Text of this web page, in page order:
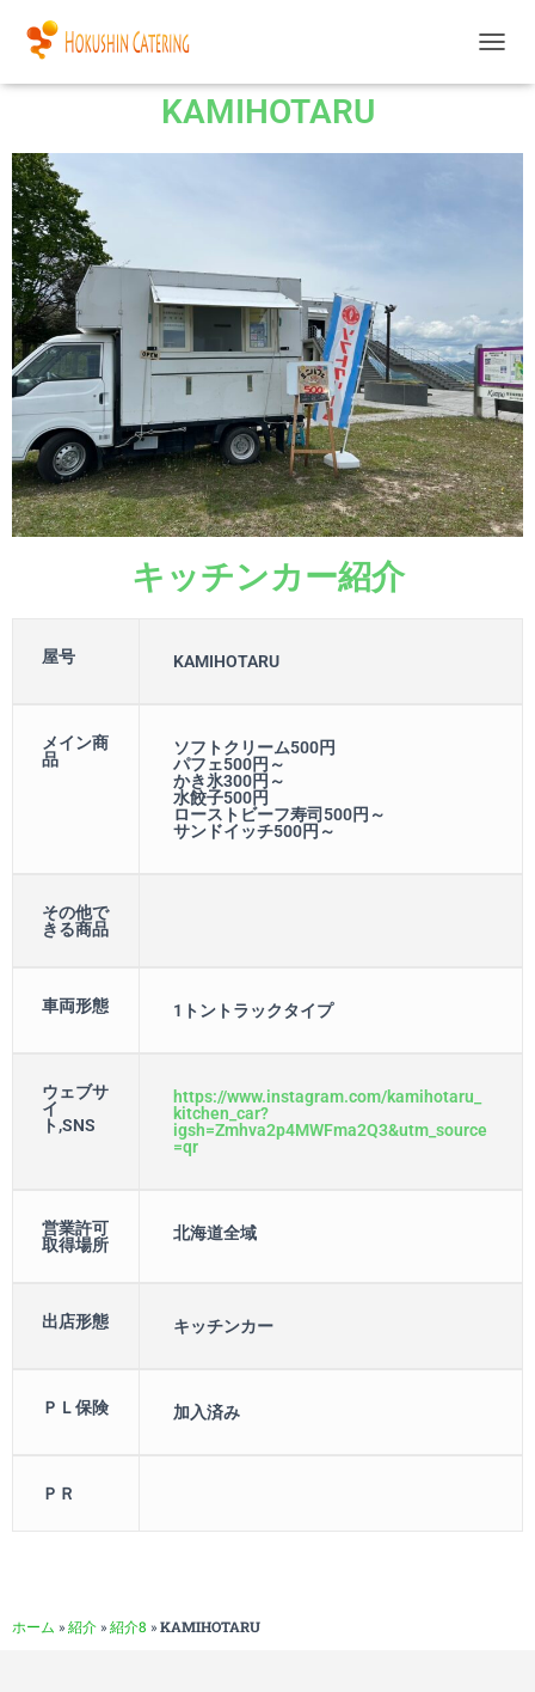
ビ
シ
KAMIHOTARU
キッチンカー紹介
屋号 KAMIHOTARU
メイン商
品
ソフトクリーム500円
パフェ500円～
かき氷300円～
水餃子500円
ローストビーフ寿司500円～
サンドイッチ500円～
その他で
きる商品
車両形態 1トントラックタイプ
ウェブサ
イ
ト,SNS
https://www.instagram.com/kamihotaru_
kitchen_car?
igsh=Zmhva2p4MWFma2Q3&utm_source
=qr
営業許可
取得場所
北海道全域
出店形態 キッチンカー
ＰＬ保険 加入済み
ＰＲ
ホーム » 紹介 » 紹介8 » KAMIHOTARU